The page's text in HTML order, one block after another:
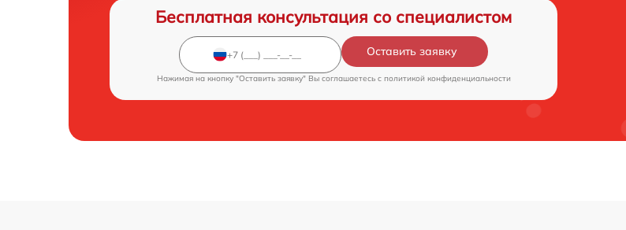
Бесплатная консультация со специалистом
Оставить заявку
Нажимая на кнопку "Оставить заявку" Вы соглашаетесь c политикой конфиденциальности